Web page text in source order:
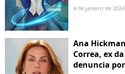
4 de janeiro de 2024
Ana
Correa, ex
denuncia